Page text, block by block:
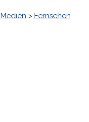
Medien > Fernsehen